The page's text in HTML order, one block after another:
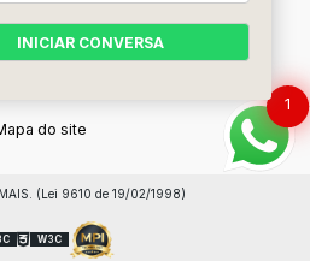
Contato
Mapa do site
(Lei 9610 de 19/02/1998)
W3C
1
INICIAR CONVERSA